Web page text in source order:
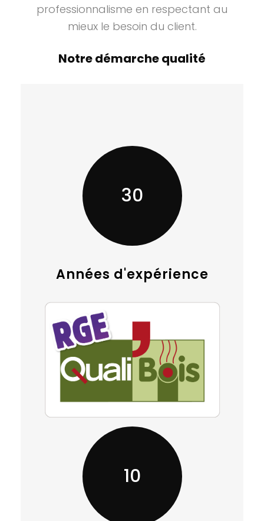
professionnalisme en respectant au
mieux le besoin du client.
Notre démarche qualité
30
Années d'expérience
10